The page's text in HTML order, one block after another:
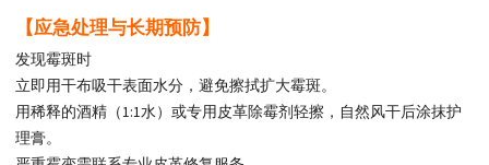
【应急处理与长期预防】
发现霉斑时
立即用干布吸干表面水分，避免擦拭扩大霉斑。
用稀释的酒精（1:1水）或专用皮革除霉剂轻擦，自然风干后涂抹护
理膏。